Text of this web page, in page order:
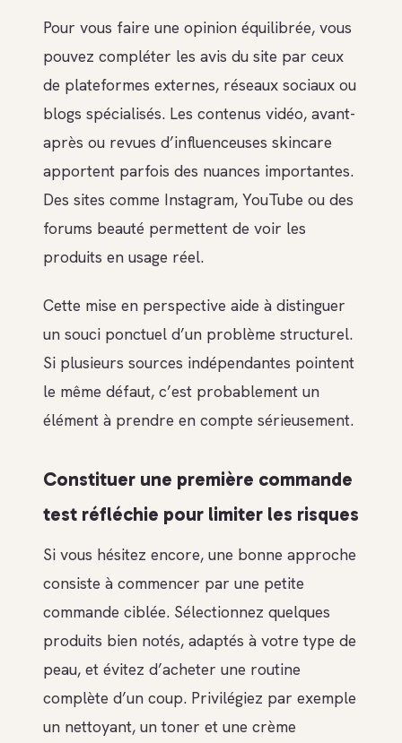
Pour vous faire une opinion équilibrée, vous
pouvez compléter les avis du site par ceux
de plateformes externes, réseaux sociaux ou
blogs spécialisés. Les contenus vidéo, avant-
après ou revues d’influenceuses skincare
apportent parfois des nuances importantes.
Des sites comme Instagram, YouTube ou des
forums beauté permettent de voir les
produits en usage réel.
Cette mise en perspective aide à distinguer
un souci ponctuel d’un problème structurel.
Si plusieurs sources indépendantes pointent
le même défaut, c’est probablement un
élément à prendre en compte sérieusement.
Constituer une première commande
test réfléchie pour limiter les risques
Si vous hésitez encore, une bonne approche
consiste à commencer par une petite
commande ciblée. Sélectionnez quelques
produits bien notés, adaptés à votre type de
peau, et évitez d’acheter une routine
complète d’un coup. Privilégiez par exemple
un nettoyant, un toner et une crème